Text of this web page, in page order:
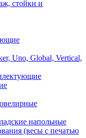
стойки и
Uno, Global, Vertical,
напольные
(весы с печатью